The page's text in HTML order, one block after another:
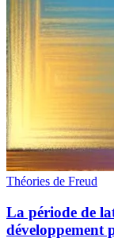
Théories de Freud
La période de
développement